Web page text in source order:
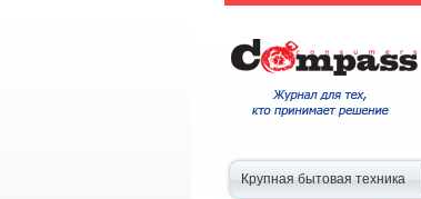
Крупная бытовая техника